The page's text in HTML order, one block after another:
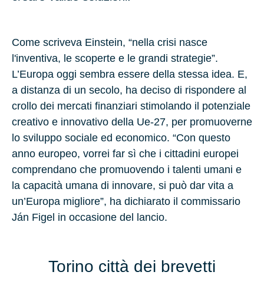
Come scriveva Einstein, “nella crisi nasce
l'inventiva, le scoperte e le grandi strategie”.
L’Europa oggi sembra essere della stessa idea. E,
a distanza di un secolo, ha deciso di rispondere al
crollo dei mercati finanziari stimolando il potenziale
creativo e innovativo della Ue-27, per promuoverne
lo sviluppo sociale ed economico. “Con questo
anno europeo, vorrei far sì che i cittadini europei
comprendano che promuovendo i talenti umani e
la capacità umana di innovare, si può dar vita a
un’Europa migliore”, ha dichiarato il commissario
Ján Figel in occasione del lancio.
Torino città dei brevetti